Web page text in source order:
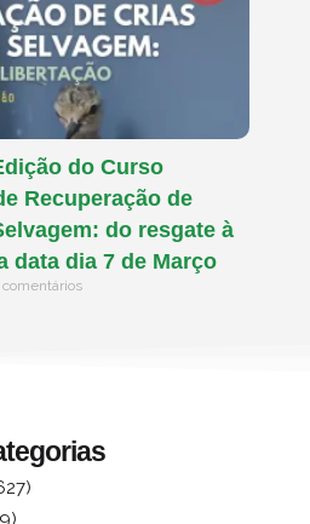
do Curso
Recuperação de
do resgate à
data dia 7 de Março
comentários